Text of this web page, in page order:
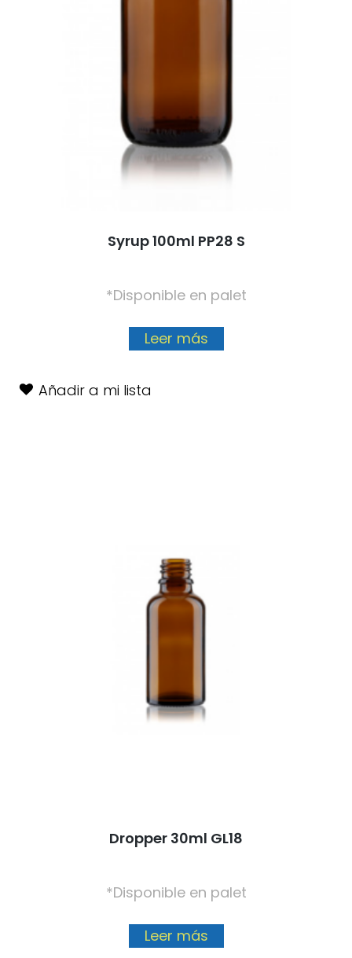
Syrup 100ml PP28 S
*Disponible en palet
Leer más
Añadir a mi lista
Dropper 30ml GL18
*Disponible en palet
Leer más